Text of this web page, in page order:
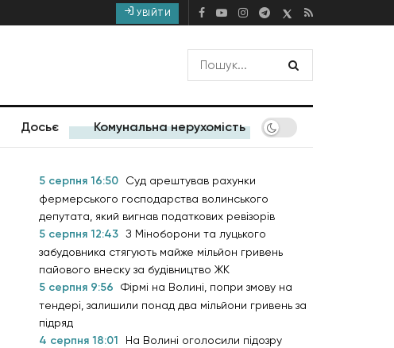
УВІЙТИ
Досьє Комунальна нерухомість
5 серпня 16:50
Суд арештував рахунки
фермерського господарства волинського
депутата, який вигнав податкових ревізорів
5 серпня 12:43 З Міноборони та луцького
забудовника стягують майже мільйон гривень
пайового внеску за будівництво ЖК
5 серпня 9:56
Фірмі на Волині, попри змову на
тендері, залишили понад два мільйони гривень за
підряд
4 серпня 18:01
На Волині оголосили підозру